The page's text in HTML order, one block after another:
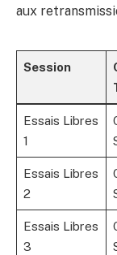
aux
Session
Essais Libres
1
Essais Libres
2
Essais Libres
3